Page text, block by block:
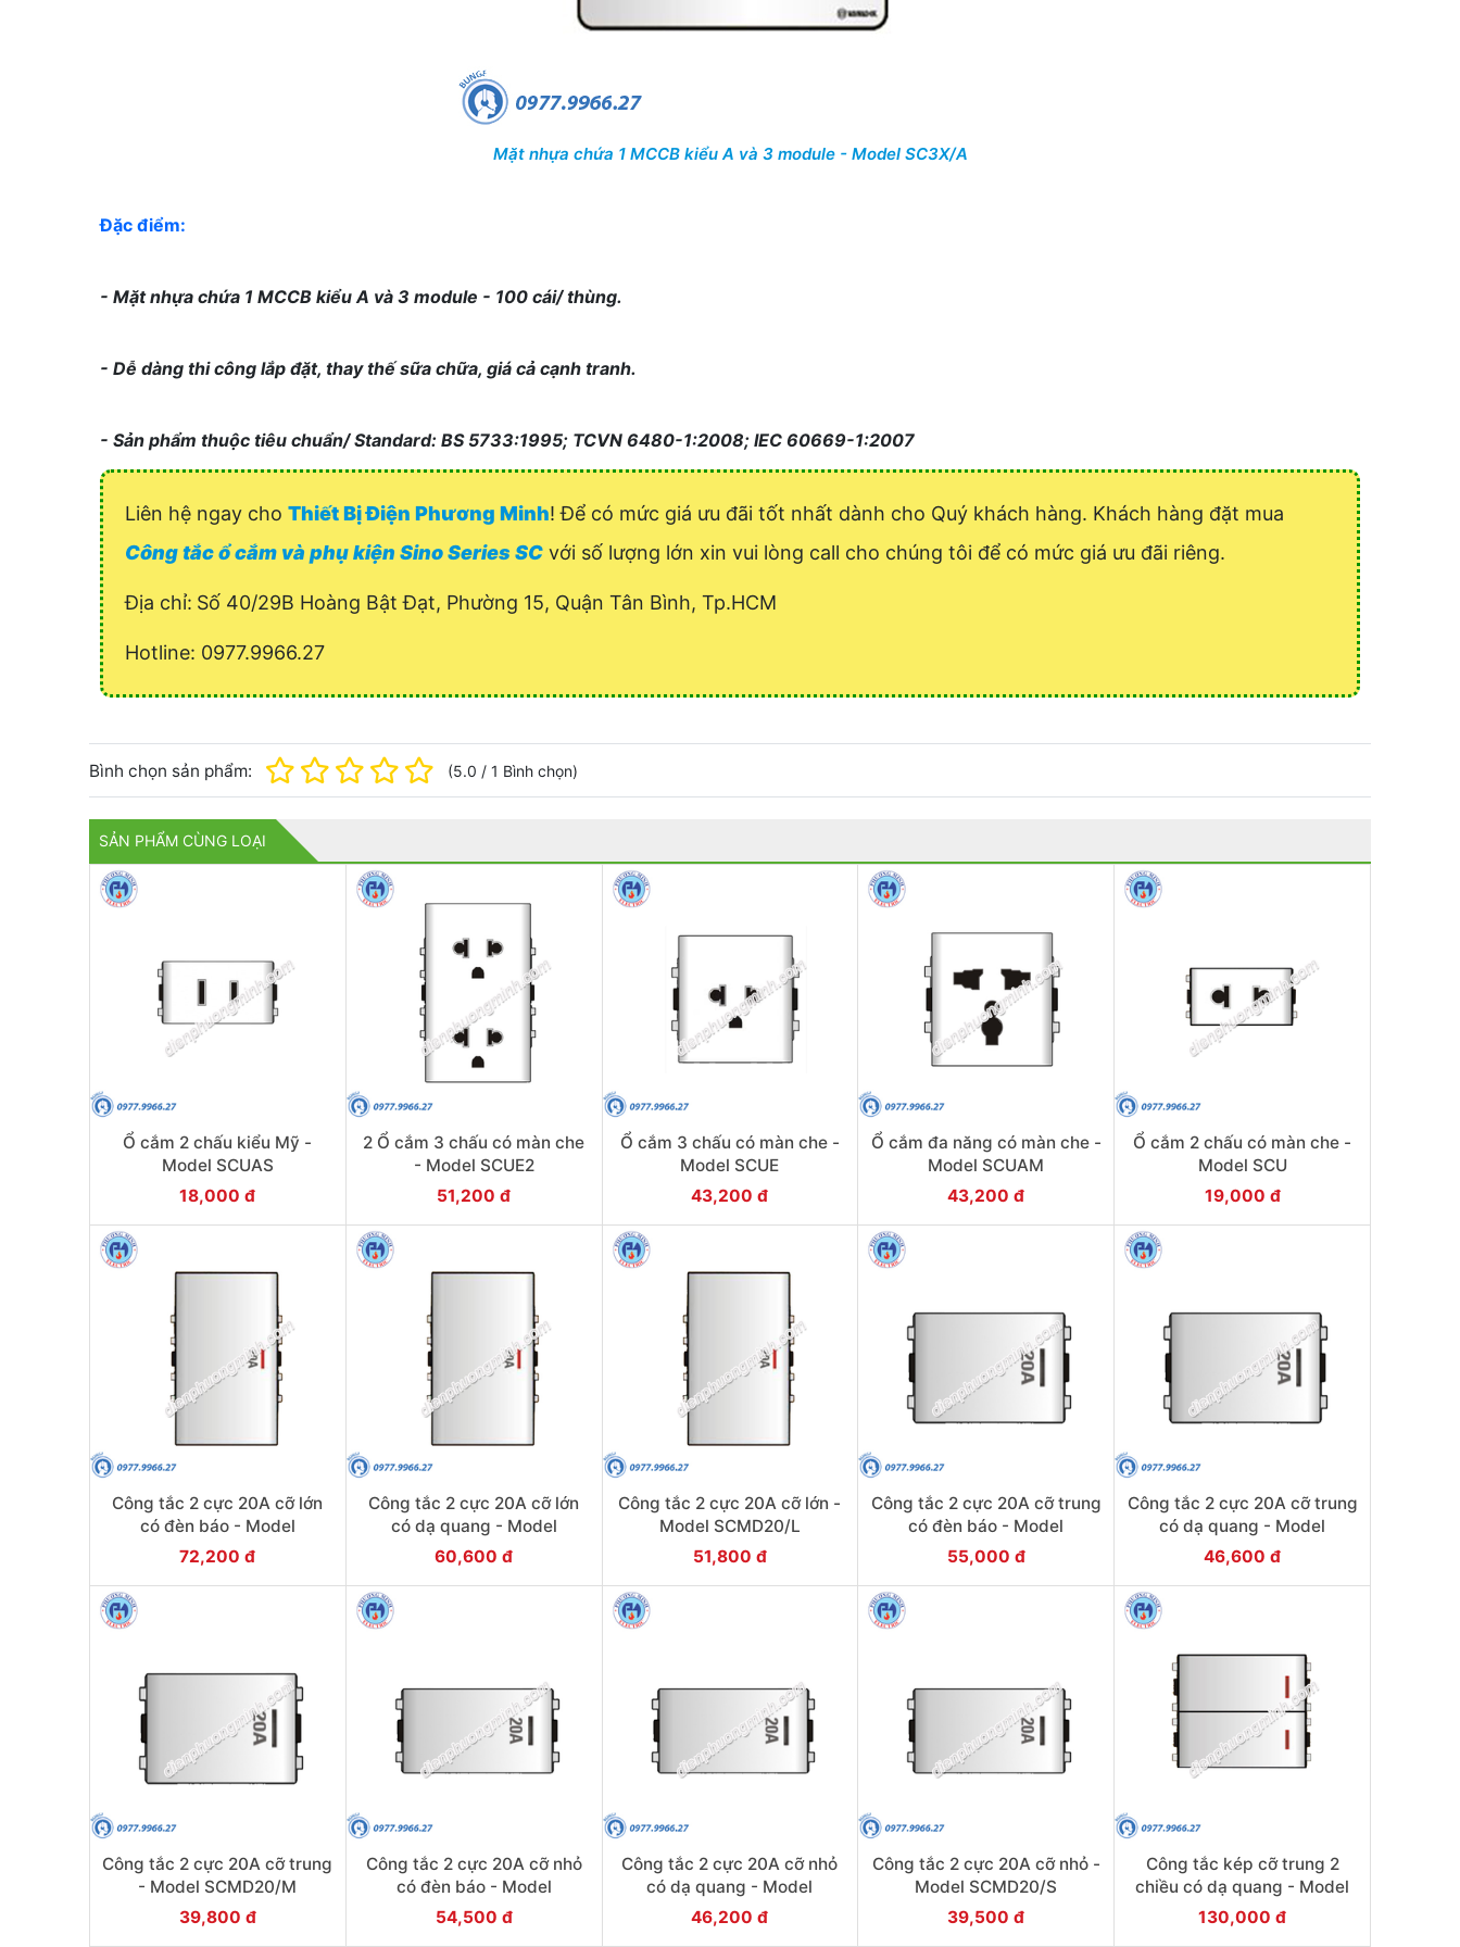
Mặt nhựa chứa 1 MCCB kiểu A và 3 module - Model SC3X/A
Đặc điểm:
- Mặt nhựa chứa 1 MCCB kiểu A và 3 module - 100 cái/ thùng.
- Dễ dàng thi công lắp đặt, thay thế sữa chữa, giá cả cạnh tranh.
- Sản phẩm thuộc tiêu chuẩn/ Standard: BS 5733:1995; TCVN 6480-1:2008; IEC 60669-1:2007
Liên hệ ngay cho Thiết Bị Điện Phương Minh! Để có mức giá ưu đãi tốt nhất dành cho Quý khách hàng. Khách hàng đặt mua
Công tắc ổ cắm và phụ kiện Sino Series SC với số lượng lớn xin vui lòng call cho chúng tôi để có mức giá ưu đãi riêng.
Địa chỉ: Số 40/29B Hoàng Bật Đạt, Phường 15, Quận Tân Bình, Tp.HCM
Hotline: 0977.9966.27
Bình chọn sản phẩm: (5.0 / 1 Bình chọn)
SẢN PHẨM CÙNG LOẠI
Ổ cắm 2 chấu kiểu Mỹ -
Model SCUAS
18,000 đ
2 Ổ cắm 3 chấu có màn che
- Model SCUE2
51,200 đ
Ổ cắm 3 chấu có màn che -
Model SCUE
43,200 đ
Ổ cắm đa năng có màn che -
Model SCUAM
43,200 đ
Ổ cắm 2 chấu có màn che -
Model SCU
19,000 đ
Công tắc 2 cực 20A cỡ lớn
có đèn báo - Model
SCMD20/NL
72,200 đ
Công tắc 2 cực 20A cỡ lớn
có dạ quang - Model
SCMD20/FL
60,600 đ
Công tắc 2 cực 20A cỡ lớn -
Model SCMD20/L
51,800 đ
Công tắc 2 cực 20A cỡ trung
có đèn báo - Model
SCMD20/NM
55,000 đ
Công tắc 2 cực 20A cỡ trung
có dạ quang - Model
SCMD20/FM
46,600 đ
Công tắc 2 cực 20A cỡ trung
- Model SCMD20/M
39,800 đ
Công tắc 2 cực 20A cỡ nhỏ
có đèn báo - Model
SCMD20/NS
54,500 đ
Công tắc 2 cực 20A cỡ nhỏ
có dạ quang - Model
SCMD20/FS
46,200 đ
Công tắc 2 cực 20A cỡ nhỏ -
Model SCMD20/S
39,500 đ
Công tắc kép cỡ trung 2
chiều có dạ quang - Model
SCM/2/F
130,000 đ